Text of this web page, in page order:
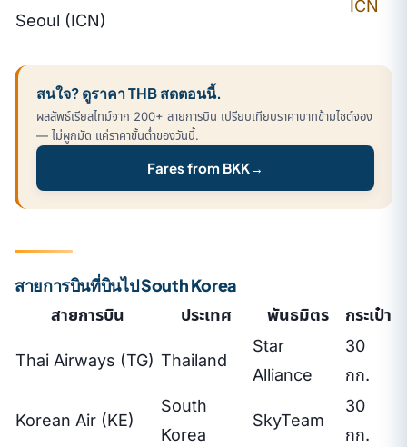
Seoul (ICN)
ICN
สนใจ? ดูราคา THB สดตอนนี้.
ผลลัพธ์เรียลไทม์จาก 200+ สายการบิน เปรียบเทียบราคาบาทข้ามไซต์จอง
— ไม่ผูกมัด แค่ราคาขั้นต่ำของวันนี้.
Fares from BKK→
สายการบินที่บินไป South Korea
สายการบิน ประเทศ พันธมิตร กระเป๋า
Thai Airways (TG) Thailand
Star
Alliance
30
กก.
Korean Air (KE)
South
Korea
SkyTeam
30
กก.